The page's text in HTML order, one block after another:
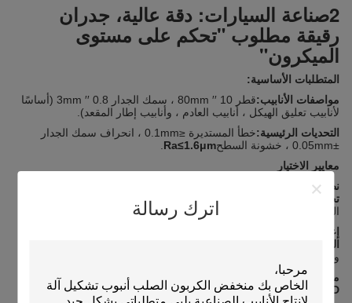
اترك رسالة
2صناعة السيارات: دقة عالية، جدران
رقيقة مطلوب "تحكم على مستوى
الميكرون"
المتطلبات الأساسية:
مواصفات الأنابيب:
قطر 10 ′′ 80mm ، سمك الجدار 0.8 ′′ 3mm (أساسًا
لأنابيب تعليق الهيكل ، أنابيب العادم ، وأنابيب إطار المقعد).
التحديات الرئيسية:
خطأ المستديرة ≤0.1mm ، انحراف سمك الجدار
±0.05mm ، خشونة السطح
Ra≤1.6μm
معايير الاختيار
نظام القيادة:
تحديد المواقع.01 ملم
، تحسين الكفاءة من خلال
التقليدية
إعداد التفتيش:
التيار الدوامي"
والقضاء على مخاطر السلامة في قطع غيار السيارات.
مادة العفن:اليابانية فولاذ الأدوات SKD11 (HRC58?? 62) مع طلاء
PVD
لتقليل خدوش السطح أثناء تشكيل الأنابيب ذات الجدران الرقيقة.